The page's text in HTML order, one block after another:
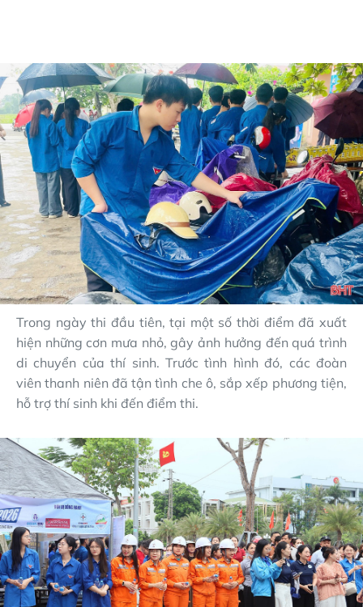
Trong ngày thi đầu tiên, tại một số thời điểm đã xuất
hiện những cơn mưa nhỏ, gây ảnh hưởng đến quá trình
di chuyển của thí sinh. Trước tình hình đó, các đoàn
viên thanh niên đã tận tình che ô, sắp xếp phương tiện,
hỗ trợ thí sinh khi đến điểm thi.